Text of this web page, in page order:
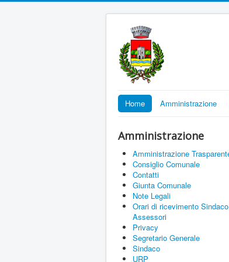
Home Amministrazione
Amministrazione
Amministrazione
Consiglio Comunale
Contatti
Giunta Comunale
Note Legali
Orari di ricevimento
Assessori
Privacy
Segretario Generale
Sindaco
URP